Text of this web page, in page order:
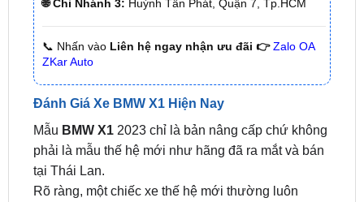
📞 Nhấn vàoLiên hệ ngay nhận ưu đãi 👉 Zalo OA
Đánh Giá Xe BMW X1 Hiện Nay
MẫuBMW X12023 chỉ là bản nâng cấp chứ không
phải là mẫu thế hệ mới như hãng đã ra mắt và bán
tại Thái Lan.
Rõ ràng, một chiếc xe thế hệ mới thường luôn
được đánh giá cao hơn nhờ được thừa hưởng
những công nghệ mới và xu hướng thiết kế mới